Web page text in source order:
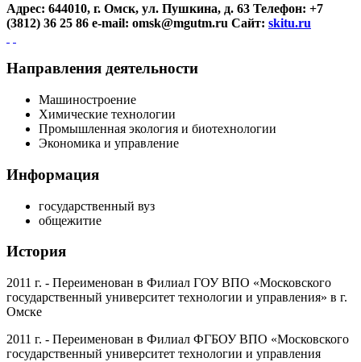
Адрес: 644010, г. Омск, ул. Пушкина, д. 63 Телефон: +7
(3812) 36 25 86 e-mail: omsk@mgutm.ru Сайт: skitu.ru
Направления деятельности
Машиностроение
Химические технологии
Промышленная экология и биотехнологии
Экономика и управление
Информация
государственный вуз
общежитие
История
2011 г. - Переименован в Филиал ГОУ ВПО «Московского
государственный университет технологии и управления» в г.
Омске
2011 г. - Переименован в Филиал ФГБОУ ВПО «Московского
государственный университет технологии и управления